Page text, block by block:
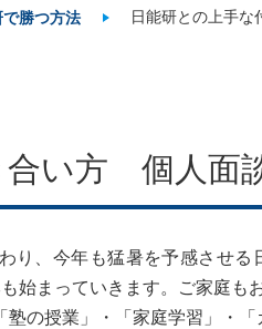
で勝つ方法 日能研との上手
合い方 個人面
り、今年も猛暑を予感させ
始まっていきます。ご家庭
の授業」・「家庭学習」・